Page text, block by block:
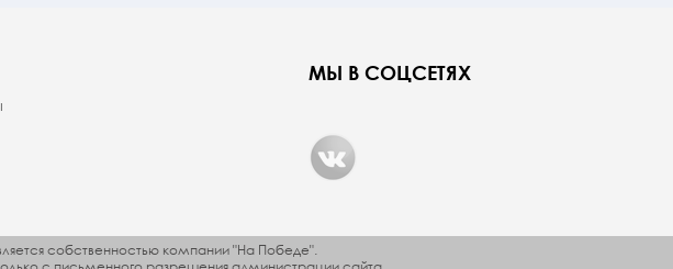
МЫ В СОЦСЕТЯХ
собственностью компании "На Победе".